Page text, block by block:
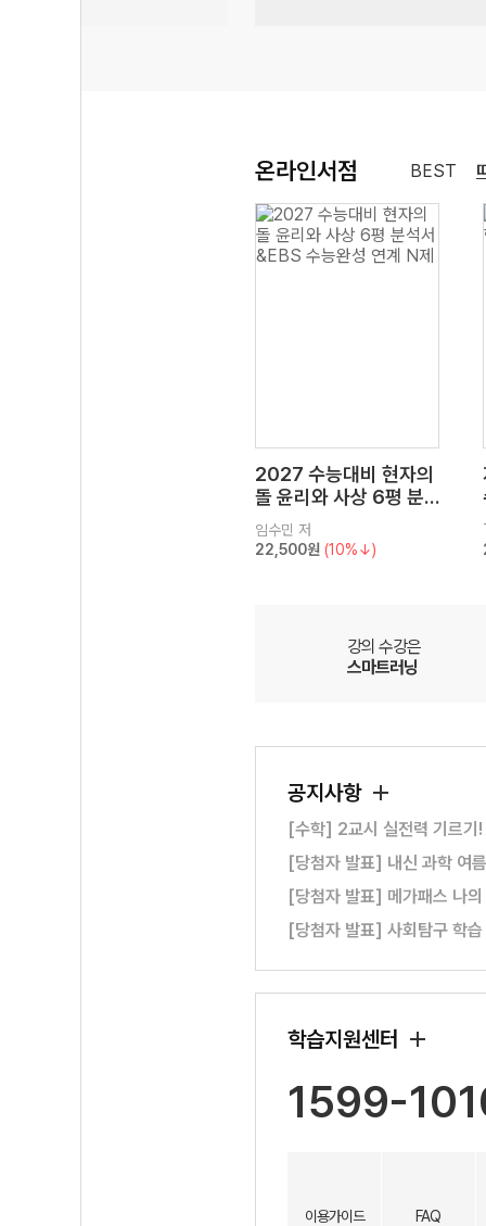
온라인서점 BEST
2027 수능대비 현자의
돌 윤리와 사상 6평 분
석서&EBS 수능완성 연
계 N제
임수민 저
22,500원 (10%↓)
강의 수강은
스마트러닝
공지사항
[수학] 2교시 실전력 기르기
[당첨자 발표] 내신 과학 여
[당첨자 발표] 메가패스 나
[당첨자 발표] 사회탐구 학
학습지원센터
1599-
이용가이드 FAQ